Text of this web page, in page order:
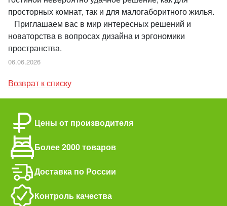
просторных комнат, так и для малогаборитного жилья.
Приглашаем вас в мир интересных решений и
новаторства в вопросах дизайна и эргономики
пространства.
06.06.2026
Возврат к списку
Цены от производителя
Более 2000 товаров
Доставка по России
Контроль качества